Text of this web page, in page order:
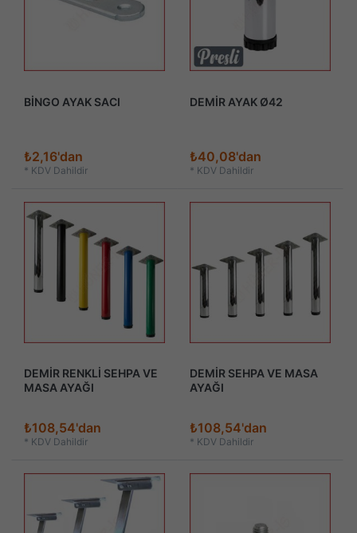
BİNGO AYAK SACI
₺2,16'dan
* KDV Dahildir
DEMİR AYAK Ø42
₺40,08'dan
* KDV Dahildir
DEMİR RENKLİ SEHPA VE
MASA AYAĞI
₺108,54'dan
* KDV Dahildir
DEMİR SEHPA VE MASA
AYAĞI
₺108,54'dan
* KDV Dahildir